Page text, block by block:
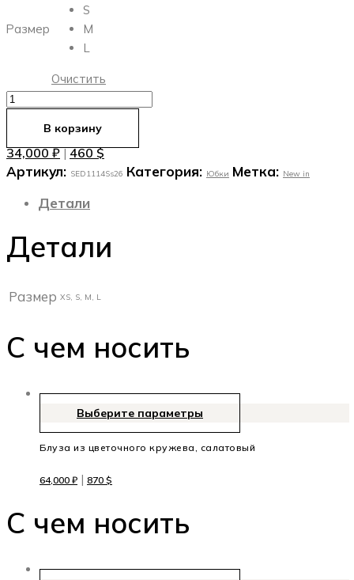
Размер
S
M
L
Очистить
Количество
из
шоколадного
В корзину
34,000₽|460$
Артикул: SED1114Ss26 Категория: Юбки Метка: New in
Детали
Детали
Размер XS, S, M, L
С чем носить
Выберите параметры
Блуза из цветочного кружева, салатовый
64,000 ₽ | 870 $
C чем носить